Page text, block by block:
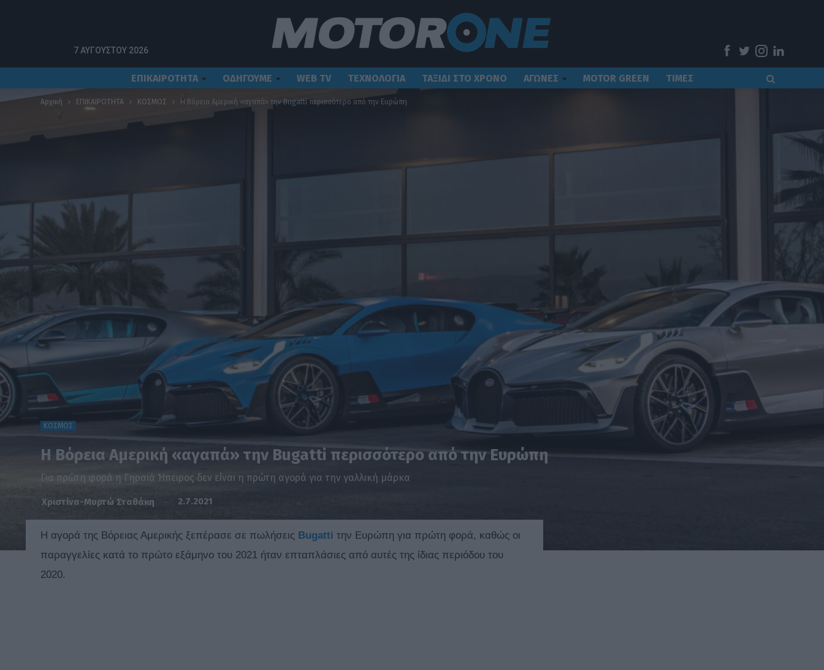
7 ΑΥΓΟΎΣΤΟΥ 2026
ΕΠΙΚΑΙΡΟΤΗΤΑ ΟΔΗΓΟΥΜΕ WEB TV ΤΕΧΝΟΛΟΓΙΑ ΤΑΞΙΔΙ ΣΤΟ ΧΡΟΝΟ ΑΓΩΝΕΣ MOTOR GREEN ΤΙΜΕΣ
Αρχική ΕΠΙΚΑΙΡΟΤΗΤΑ ΚΟΣΜΟΣ Η Βόρεια Αμερική «αγαπά» την Bugatti περισσότερο από την Ευρώπη
ΚΟΣΜΟΣ
Η Βόρεια Αμερική «αγαπά» την Bugatti περισσότερο από την Ευρώπη
Για πρώτη φορά η Γηραιά Ήπειρος δεν είναι η πρώτη αγορά για την γαλλική μάρκα
Χριστίνα-Μυρτώ Σταθάκη 2.7.2021
Η αγορά της Βόρειας Αμερικής ξεπέρασε σε πωλήσεις Bugatti την Ευρώπη για πρώτη φορά, καθώς οι
παραγγελίες κατά το πρώτο εξάμηνο του 2021 ήταν επταπλάσιες από αυτές της ίδιας περιόδου του
2020.